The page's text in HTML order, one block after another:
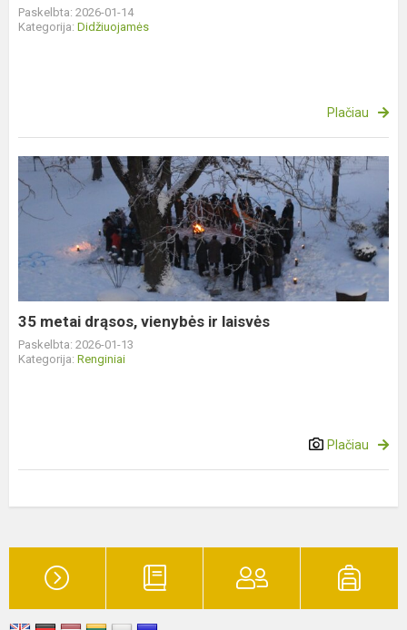
Paskelbta: 2026-01-14
Kategorija: Didžiuojamės
Plačiau
35
metai
drąsos,
ir
laisvės
35 metai drąsos, vienybės ir laisvės
Paskelbta: 2026-01-13
Kategorija: Renginiai
Plačiau